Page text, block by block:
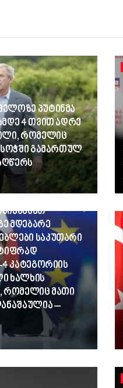
პუტინმა
4 თვით ადრე
რომელიც
სოჭში გამართულ
მდებარე
საკუთარი
4 კატეგორიის
ხალხის
რომელიც მათი
–